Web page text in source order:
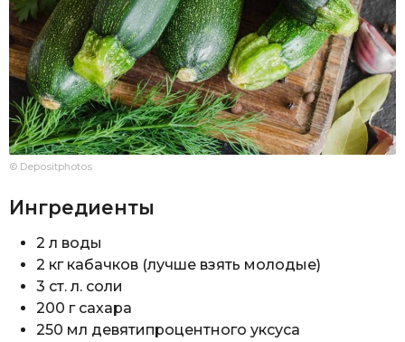
© Depositphotos
Ингредиенты
2 л воды
2 кг кабачков (лучше взять молодые)
3 ст. л. соли
200 г сахара
250 мл девятипроцентного уксуса